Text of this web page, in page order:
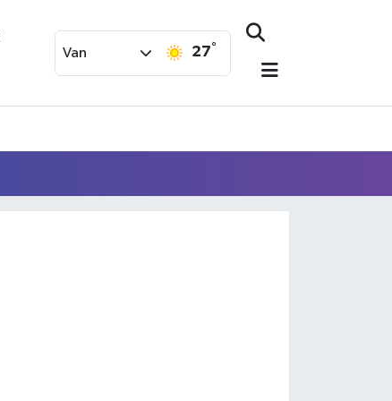
Van 27°